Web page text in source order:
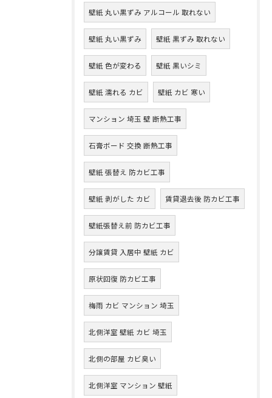
壁紙 丸い黒ずみ アルコール 取れない
壁紙 丸い黒ずみ 壁紙 黒ずみ 取れない
壁紙 色が変わる 壁紙 黒いシミ
壁紙 濡れる カビ 壁紙 カビ 寒い
マンション 埼玉 壁 断熱工事
石膏ボード 交換 断熱工事
壁紙 張替え 防カビ工事
壁紙 剥がした カビ 賃貸退去後 防カビ工事
壁紙張替え前 防カビ工事
分譲賃貸 入居中 壁紙 カビ
原状回復 防カビ工事
梅雨 カビ マンション 埼玉
北側洋室 壁紙 カビ 埼玉
北側の部屋 カビ臭い
北側洋室 マンション 壁紙